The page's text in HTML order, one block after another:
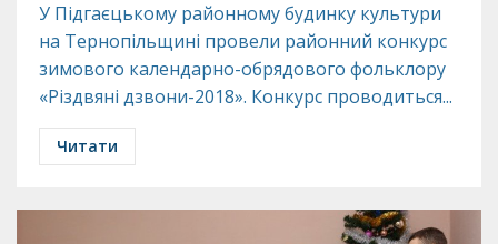
У Підгаєцькому районному будинку культури
на Тернопільщині провели районний конкурс
зимового календарно-обрядового фольклору
«Різдвяні дзвони-2018». Конкурс проводиться...
Читати